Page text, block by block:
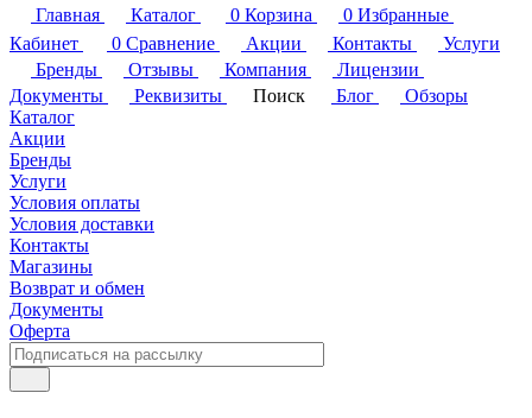
Главная
Каталог 0 Корзина 0 Избранные
Кабинет
0 Сравнение Акции Контакты
Услуги
Бренды
Отзывы Компания
Лицензии
Документы
Реквизиты Поиск Блог
Обзоры
Каталог
Акции
Бренды
Услуги
Условия оплаты
Условия доставки
Контакты
Магазины
Возврат и обмен
Документы
Оферта